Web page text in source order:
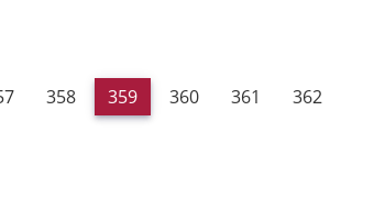
358 359 360 361
362